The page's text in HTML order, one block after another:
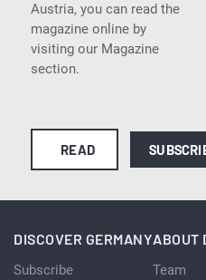
Austria, you can read the
magazine online by
visiting our Magazine
section.
READ
DISCOVER GERMANY
Subscribe
ABOUT
Team